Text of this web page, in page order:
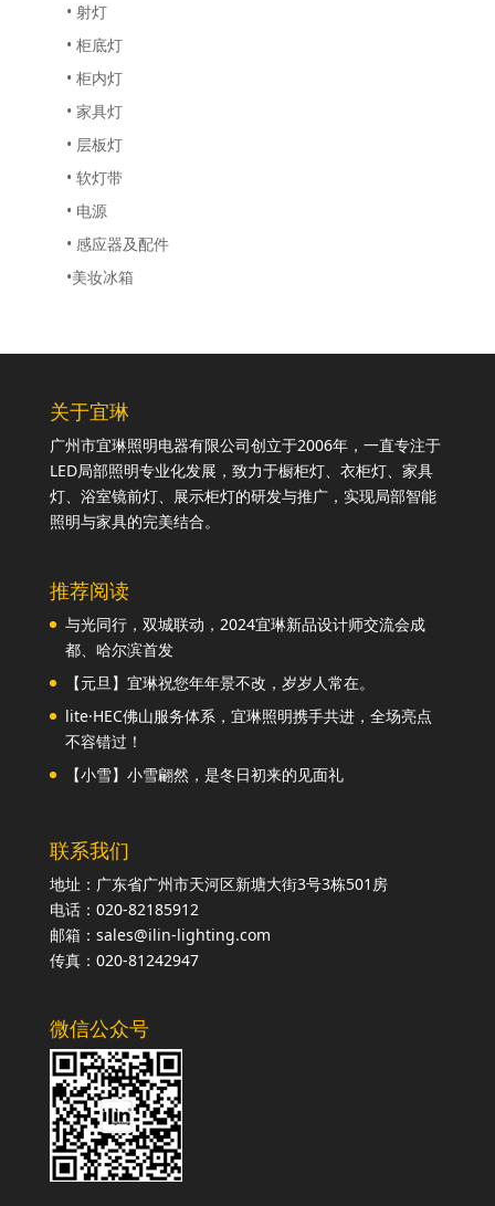
• 射灯
• 柜底灯
• 柜内灯
• 家具灯
• 层板灯
• 软灯带
• 电源
• 感应器及配件
•美妆冰箱
关于宜琳
广州市宜琳照明电器有限公司创立于2006年，一直专注于
LED局部照明专业化发展，致力于橱柜灯、衣柜灯、家具
灯、浴室镜前灯、展示柜灯的研发与推广，实现局部智能
照明与家具的完美结合。
推荐阅读
与光同行，双城联动，2024宜琳新品设计师交流会成
都、哈尔滨首发
【元旦】宜琳祝您年年景不改，岁岁人常在。
lite·HEC佛山服务体系，宜琳照明携手共进，全场亮点
不容错过！
【小雪】小雪翩然，是冬日初来的见面礼
联系我们
地址：广东省广州市天河区新塘大街3号3栋501房
电话：020-82185912
邮箱：sales@ilin-lighting.com
传真：020-81242947
微信公众号